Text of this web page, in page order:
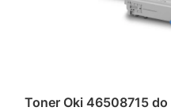
Toner Oki 46508715